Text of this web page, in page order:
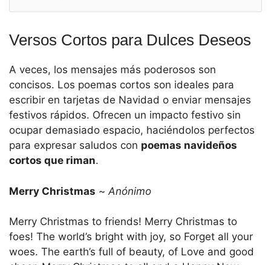
Versos Cortos para Dulces Deseos
A veces, los mensajes más poderosos son
concisos. Los poemas cortos son ideales para
escribir en tarjetas de Navidad o enviar mensajes
festivos rápidos. Ofrecen un impacto festivo sin
ocupar demasiado espacio, haciéndolos perfectos
para expresar saludos con poemas navideños
cortos que riman.
Merry Christmas ~ Anónimo
Merry Christmas to friends! Merry Christmas to
foes! The world’s bright with joy, so Forget all your
woes. The earth’s full of beauty, of Love and good